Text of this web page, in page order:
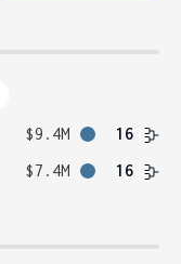
$9.4M
16
$7.4M 16